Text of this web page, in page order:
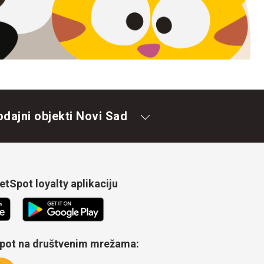
objekti Novi Sad
loyalty aplikaciju
na društvenim mrežama: